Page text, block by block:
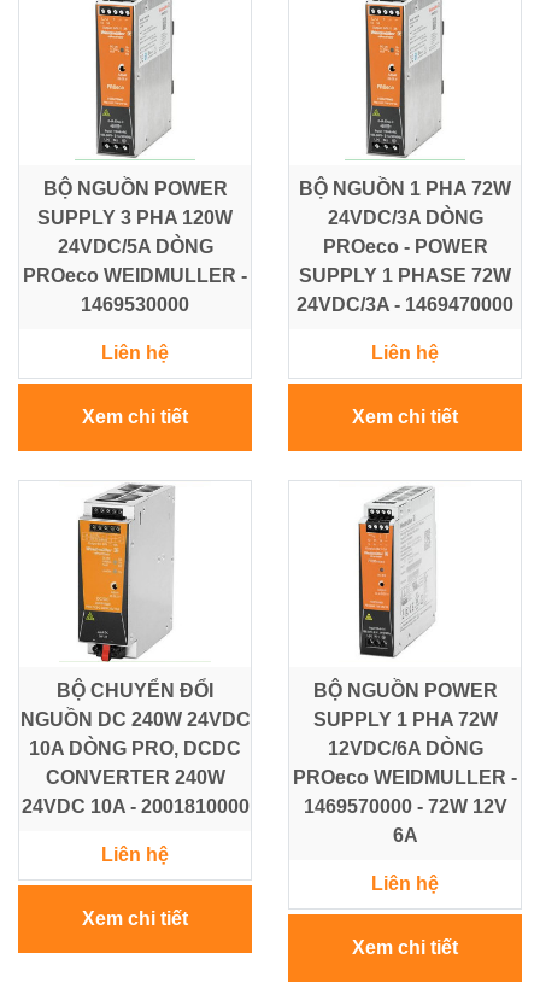
BỘ NGUỒN POWER
SUPPLY 3 PHA 120W
24VDC/5A DÒNG
PROeco WEIDMULLER -
1469530000
Liên hệ
Xem chi tiết
BỘ NGUỒN 1 PHA 72W
24VDC/3A DÒNG
PROeco - POWER
SUPPLY 1 PHASE 72W
24VDC/3A - 1469470000
Liên hệ
Xem chi tiết
BỘ CHUYỂN ĐỔI
NGUỒN DC 240W 24VDC
10A DÒNG PRO, DCDC
CONVERTER 240W
24VDC 10A - 2001810000
Liên hệ
Xem chi tiết
BỘ NGUỒN POWER
SUPPLY 1 PHA 72W
12VDC/6A DÒNG
PROeco WEIDMULLER -
1469570000 - 72W 12V
6A
Liên hệ
Xem chi tiết